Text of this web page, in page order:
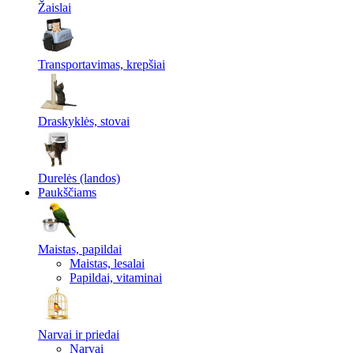
Žaislai
Transportavimas, krepšiai
Draskyklės, stovai
Durelės (landos)
Paukščiams
Maistas, papildai
Maistas, lesalai
Papildai, vitaminai
Narvai ir priedai
Narvai